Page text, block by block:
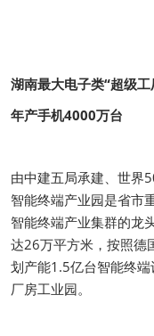
湖南最大电子类“超级工
年产手机4000万台
由中建五局承建、世界
智能终端产业园是省市
智能终端产业集群的龙
达26万平方米，按照德
划产能1.5亿台智能终
厂房工业园。